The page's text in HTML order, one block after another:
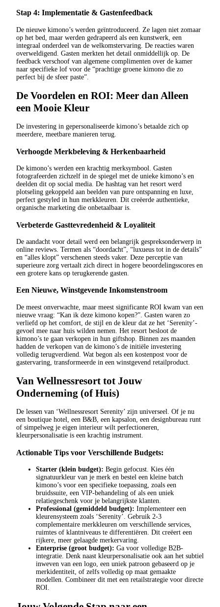
Stap 4: Implementatie & Gastenfeedback
De nieuwe kimono’s werden geïntroduceerd. Ze lagen niet zomaar
op het bed, maar werden gedrapeerd als een kunstwerk, een
integraal onderdeel van de welkomstervaring. De reacties waren
overweldigend. Gasten merkten het detail onmiddellijk op. De
feedback verschoof van algemene complimenten over de kamer
naar specifieke lof voor de “prachtige groene kimono die zo
perfect bij de sfeer paste”.
De Voordelen en ROI: Meer dan Alleen
een Mooie Kleur
De investering in gepersonaliseerde kimono’s betaalde zich op
meerdere, meetbare manieren terug.
Verhoogde Merkbeleving & Herkenbaarheid
De kimono’s werden een krachtig merksymbool. Gasten
fotografeerden zichzelf in de spiegel met de unieke kimono’s en
deelden dit op social media. De hashtag van het resort werd
plotseling gekoppeld aan beelden van pure ontspanning en luxe,
perfect gestyled in hun merkkleuren. Dit creëerde authentieke,
organische marketing die onbetaalbaar is.
Verbeterde Gasttevredenheid & Loyaliteit
De aandacht voor detail werd een belangrijk gespreksonderwerp in
online reviews. Termen als “doordacht”, “luxueus tot in de details”
en “alles klopt” verschenen steeds vaker. Deze perceptie van
superieure zorg vertaalt zich direct in hogere beoordelingsscores en
een grotere kans op terugkerende gasten.
Een Nieuwe, Winstgevende Inkomstenstroom
De meest onverwachte, maar meest significante ROI kwam van een
nieuwe vraag: “Kan ik deze kimono kopen?”. Gasten waren zo
verliefd op het comfort, de stijl en de kleur dat ze het ‘Serenity’-
gevoel mee naar huis wilden nemen. Het resort besloot de
kimono’s te gaan verkopen in hun giftshop. Binnen zes maanden
hadden de verkopen van de kimono’s de initiële investering
volledig terugverdiend. Wat begon als een kostenpost voor de
gastervaring, transformeerde in een winstgevend retailproduct.
Van Wellnessresort tot Jouw
Onderneming (of Huis)
De lessen van ‘Wellnessresort Serenity’ zijn universeel. Of je nu
een boutique hotel, een B&B, een kapsalon, een designbureau runt
of simpelweg je eigen interieur wilt perfectioneren,
kleurpersonalisatie is een krachtig instrument.
Actionable Tips voor Verschillende Budgets:
Starter (klein budget): Begin gefocust. Kies één
signatuurkleur van je merk en bestel een kleine batch
kimono’s voor een specifieke toepassing, zoals een
bruidssuite, een VIP-behandeling of als een uniek
relatiegeschenk voor je belangrijkste klanten.
Professional (gemiddeld budget): Implementeer een
kleurensysteem zoals ‘Serenity’. Gebruik 2-3
complementaire merkkleuren om verschillende services,
ruimtes of klantniveaus te differentiëren. Dit creëert een
rijkere, meer gelaagde merkervaring.
Enterprise (groot budget): Ga voor volledige B2B-
integratie. Denk naast kleurpersonalisatie ook aan het subtiel
inweven van een logo, een uniek patroon gebaseerd op je
merkidentiteit, of zelfs volledig op maat gemaakte
modellen. Combineer dit met een retailstrategie voor directe
ROI.